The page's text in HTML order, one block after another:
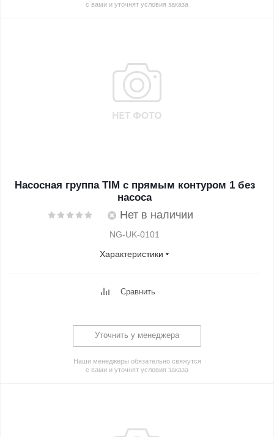
с вами и уточнят условия заказа
Насосная группа TIM с прямым контуром 1 без
насоса
Нет в наличии
NG-UK-0101
Характеристики
Сравнить
Уточнить у менеджера
Наши менеджеры обязательно свяжутся
с вами и уточнят условия заказа